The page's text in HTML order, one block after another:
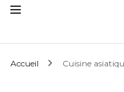
Accueil Cuisine